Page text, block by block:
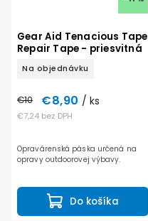
Gear Aid Tenacious Tape
Repair Tape - priesvitná
Na objednávku
€7,24 bez DPH
€10 €8,90 / ks
Do košíka
Opravárenská páska určená na
opravy outdoorovej výbavy.